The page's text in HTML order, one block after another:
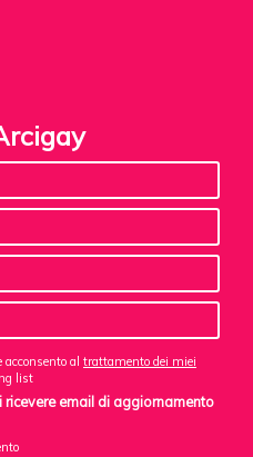
al trattamento dei miei
list
ricevere email di aggiornamento